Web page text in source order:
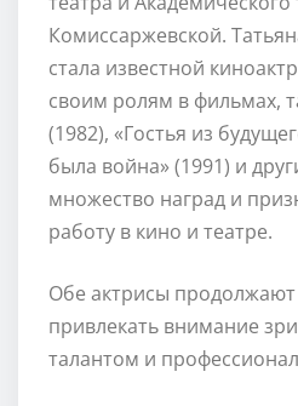
Комиссаржевской.
стала известной
своим ролям в фильмах,
(1982), «Гостья из
была война» (1991) и
множество наград и
работу в кино и театре.
Обе актрисы продолжают
привлекать внимание
талантом и